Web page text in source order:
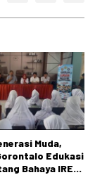
Muda,
Edukasi
Bahaya IRET,